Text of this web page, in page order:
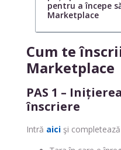
pentru a începe
Marketplace
Cum te
Marketplace
PAS 1 –
înscriere
Intră aici şi